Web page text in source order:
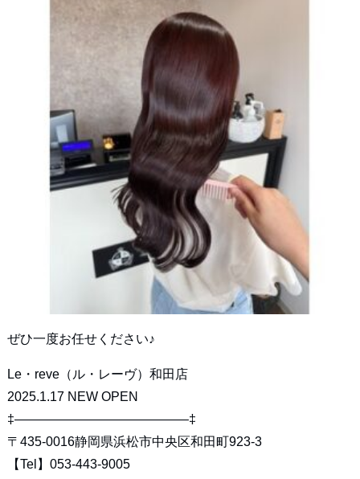
ぜひ一度お任せください♪
Le・reve（ル・レーヴ）和田店
2025.1.17 NEW OPEN
‡—————————————–‡
〒435-0016静岡県浜松市中央区和田町923-3
【Tel】053-443-9005